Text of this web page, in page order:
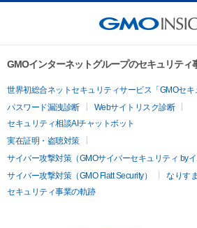
GMOインターネットグループのセキュリティ
世界初総合ネットセキュリティサービス「GMOセキ
パスワード漏洩診断
Webサイトリスク診断
セキュリティ相談AIチャットボット
実在証明・盗聴対策
サイバー攻撃対策（GMOサイバーセキュリティ byイ
サイバー攻撃対策（GMO Flatt Security）
なりす
セキュリティ事業の軌跡